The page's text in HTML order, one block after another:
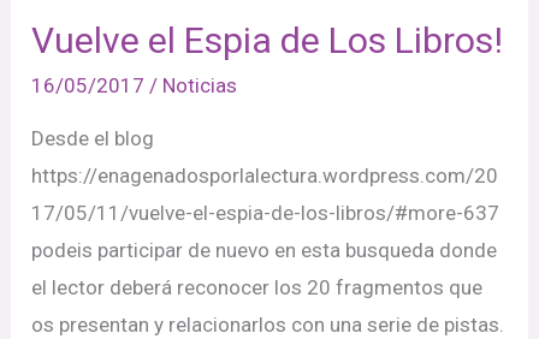
Vuelve el Espia de Los Libros!
16/05/2017/ Noticias
Desde el blog
https://enagenadosporlalectura.wordpress.com/20
17/05/11/vuelve-el-espia-de-los-libros/#more-637
podeis participar de nuevo en esta busqueda donde
el lector deberá reconocer los 20 fragmentos que
os presentan y relacionarlos con una serie de pistas.
Los
Libros!